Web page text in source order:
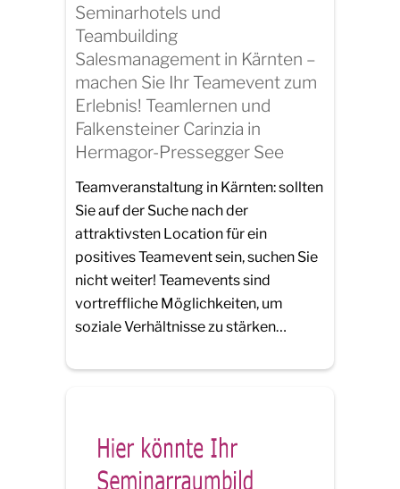
Seminarhotels und
Teambuilding
Salesmanagement in Kärnten –
machen Sie Ihr Teamevent zum
Erlebnis! Teamlernen und
Falkensteiner Carinzia in
Hermagor-Pressegger See
Teamveranstaltung in Kärnten: sollten
Sie auf der Suche nach der
attraktivsten Location für ein
positives Teamevent sein, suchen Sie
nicht weiter! Teamevents sind
vortreffliche Möglichkeiten, um
soziale Verhältnisse zu stärken…